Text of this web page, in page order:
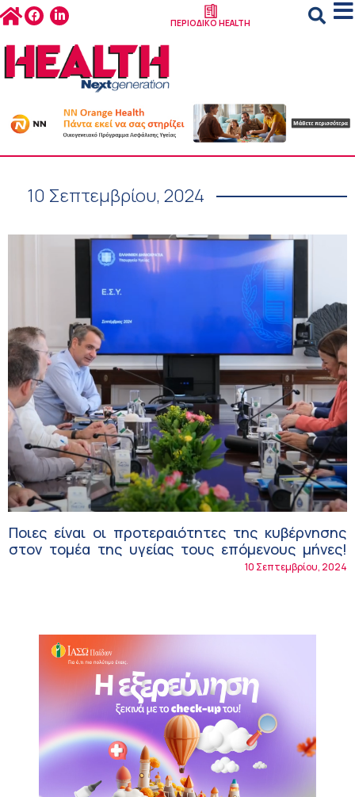
ΠΕΡΙΟΔΙΚΟ HEALTH
10 Σεπτεμβρίου, 2024
Ποιες είναι οι προτεραιότητες της κυβέρνησης
στον τομέα της υγείας τους επόμενους μήνες!
10 Σεπτεμβρίου, 2024